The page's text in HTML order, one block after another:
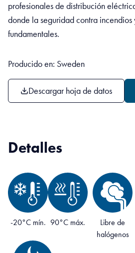
profesionales de distribución
donde la seguridad contra incendios
fundamentales.
Producido en: Sweden
Descargar hoja de datos
Detalles
-20°C mín. 90°C máx.
Libre de
halógenos